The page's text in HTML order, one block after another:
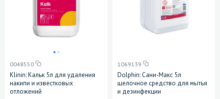
0048550
Klinin: Кальк 5л для удаления
накипи и известковых
отложений
1069139
Dolphin: Сани-Макс 5л
щелочное средство для мытья
и дезинфекции